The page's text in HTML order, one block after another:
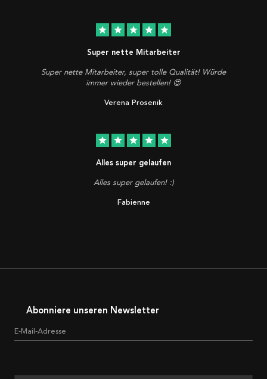
star star star star star
Super nette Mitarbeiter
Super nette Mitarbeiter, super tolle Qualität! Würde
immer wieder bestellen! 😍
Verena Prosenik
star star star star star
Alles super gelaufen
Alles super gelaufen! :)
Fabienne
Abonniere unseren Newsletter
E-Mail-Adresse